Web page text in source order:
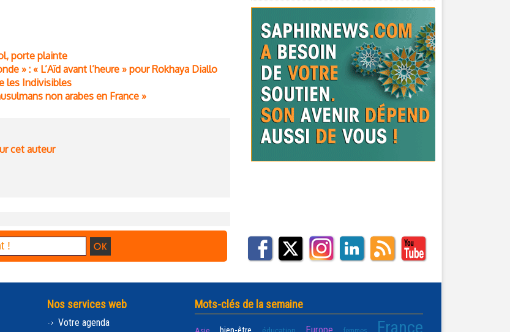
porte plainte
» : « L’Aïd avant l’heure » pour Rokhaya Diallo
les Indivisibles
non arabes en France »
cet auteur
Nos services web
Votre agenda
Mots-clés de la semaine
France